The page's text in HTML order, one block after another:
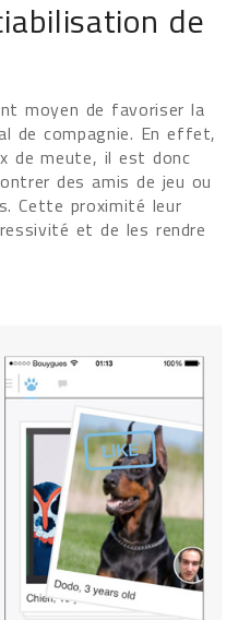
de
moyen de favoriser la
de compagnie. En effet,
de meute, il est donc
des amis de jeu ou
Cette proximité leur
et de les rendre